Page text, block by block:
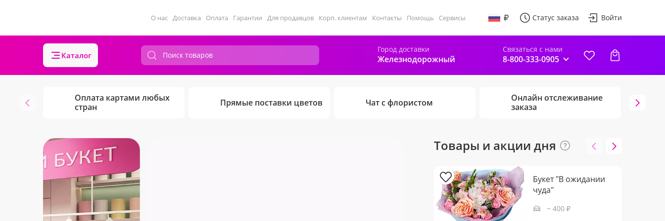
О нас Доставка Оплата Гарантии Для продавцов Корп. клиентам Контакты Помощь Сервисы Статус заказа Войти
Каталог
Город доставки
Железнодорожный
Связаться с нами
8-800-333-0905
Оплата картами любых
стран
Прямые поставки цветов Чат с флористом
Онлайн отслеживание
заказа
Товары и акции дня
Букет "В ожидании
чуда"
~ 400 ₽